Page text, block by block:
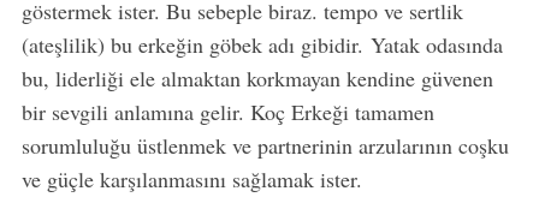
göstermek ister. Bu sebeple biraz. tempo ve sertlik
(ateşlilik) bu erkeğin göbek adı gibidir. Yatak odasında
bu, liderliği ele almaktan korkmayan kendine güvenen
bir sevgili anlamına gelir. Koç Erkeği tamamen
sorumluluğu üstlenmek ve partnerinin arzularının coşku
ve güçle karşılanmasını sağlamak ister.